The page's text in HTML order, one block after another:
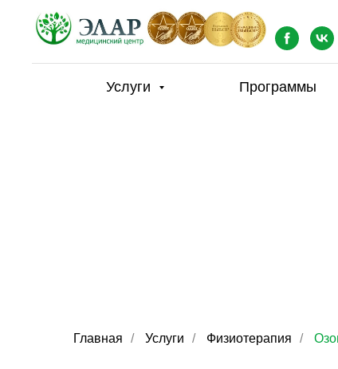
Услуги Программы
Главная / Услуги / Физиотерапия /